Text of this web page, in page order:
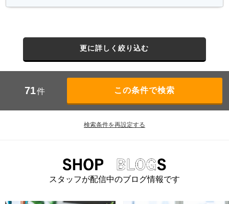
更に詳しく絞り込む
71件
検索条件を再設定する
スタッフが配信中のブログ情報です